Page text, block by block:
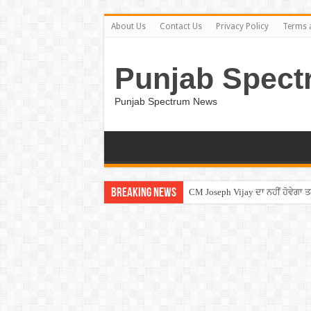
About Us Contact Us Privacy Policy Terms
Punjab
Punjab Spectrum News
Breaking News CM Joseph Vijay ਦਾ ਨਹੀਂ ਹੋਵੇਗਾ
Entertainment News –